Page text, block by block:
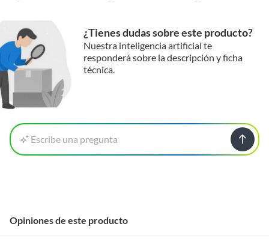
¿Tienes dudas sobre este producto?
Nuestra inteligencia artificial te
responderá sobre la descripción y ficha
técnica.
Escribe una pregunta
Opiniones de este producto